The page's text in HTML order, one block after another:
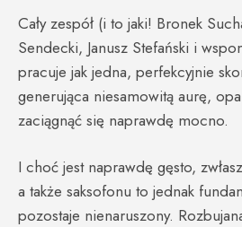
Cały zespół (i to jaki! Bronek
Sendecki, Janusz Stefański i
pracuje jak jedna, perfekcyjnie
generująca niesamowitą aurę,
zaciągnąć się naprawdę mocno.
I choć jest naprawdę gęsto,
a także saksofonu to jednak
pozostaje nienaruszony.